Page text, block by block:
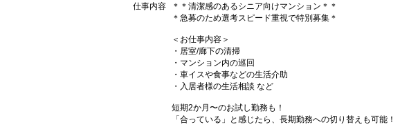
仕事内容
＊＊清潔感のあるシニア向けマンション＊＊
＊急募のため選考スピード重視で特別募集＊
＜お仕事内容＞
・居室/廊下の清掃
・マンション内の巡回
・車イスや食事などの生活介助
・入居者様の生活相談 など
短期2か月〜のお試し勤務も！
「合っている」と感じたら、長期勤務への切り替えも可能！